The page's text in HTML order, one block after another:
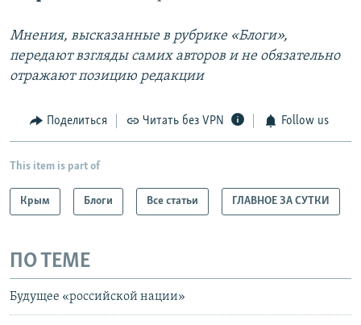
Мнения, высказанные в рубрике «Блоги»,
передают взгляды самих авторов и не обязательно
отражают позицию редакции
Поделиться Читать без VPN Follow us
This item is part of
Крым Блоги Все статьи ГЛАВНОЕ ЗА СУТКИ
ПО ТЕМЕ
Будущее «российской нации»